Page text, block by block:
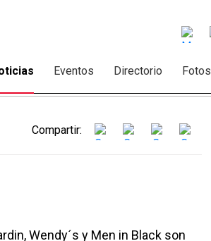
Eventos Directorio Fotos
Compartir:
Wendy´s y Men in Black son